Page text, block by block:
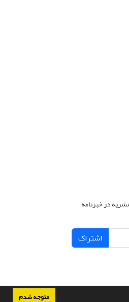
متوجه شدم
در خبرنامه
اشتراک